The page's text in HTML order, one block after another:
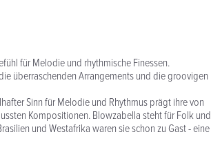
für Melodie und rhythmische Finessen.
überraschenden Arrangements und die groovigen
Sinn für Melodie und Rhythmus prägt ihre von
Kompositionen. Blowzabella steht für Folk und
und Westafrika waren sie schon zu Gast - eine